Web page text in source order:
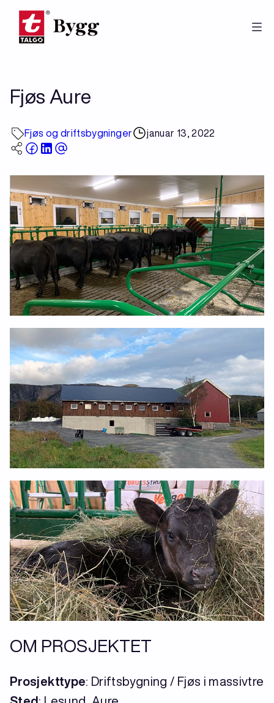
Hopp
Fjøs Aure
Fjøs og driftsbygninger januar 13, 2022
OM PROSJEKTET
Prosjekttype: Driftsbygning / Fjøs i massivtre